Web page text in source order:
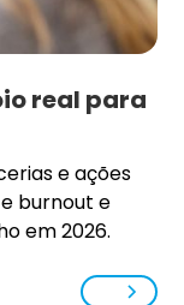
real para
e ações
burnout e
em 2026.